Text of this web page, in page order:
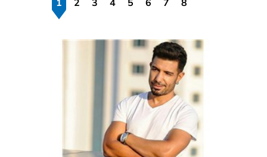
1 2 3 4 5 6 7 8